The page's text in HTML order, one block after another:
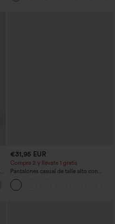
€31,95 EUR
Compra 2 y llévate 1 gratis
Pantalones casual de talle alto con
cordón, pernera ancha, en mezcla de
lino y con bolsillos